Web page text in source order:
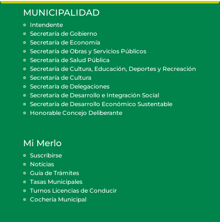
MUNICIPALIDAD
Intendente
Secretaría de Gobierno
Secretaría de Economía
Secretaría de Obras y Servicios Públicos
Secretaría de Salud Pública
Secretaría de Cultura, Educación, Deportes y Recreación
Secretaría de Cultura
Secretaría de Delegaciones
Secretaría de Desarrollo e Integración Social
Secretaría de Desarrollo Económico Sustentable
Honorable Concejo Deliberante
Mi Merlo
Suscribirse
Noticias
Guía de Trámites
Tasas Municipales
Turnos Licencias de Conducir
Cocheria Municipal